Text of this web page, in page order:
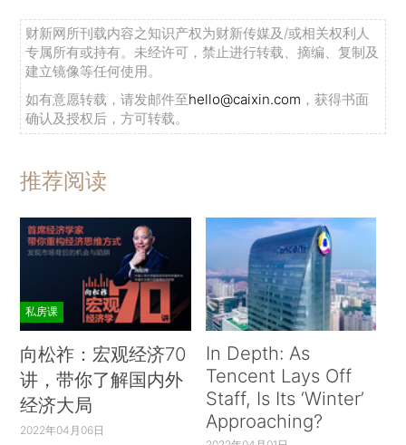
财新网所刊载内容之知识产权为财新传媒及/或相关权利人
专属所有或持有。未经许可，禁止进行转载、摘编、复制及
建立镜像等任何使用。
如有意愿转载，请发邮件至hello@caixin.com ，获得书面
确认及授权后，方可转载。
推荐阅读
私房课
向松祚：宏观经济70
讲，带你了解国内外
经济大局
2022年04月06日
In Depth: As
Tencent Lays Off
Staff, Is Its ‘Winter’
Approaching?